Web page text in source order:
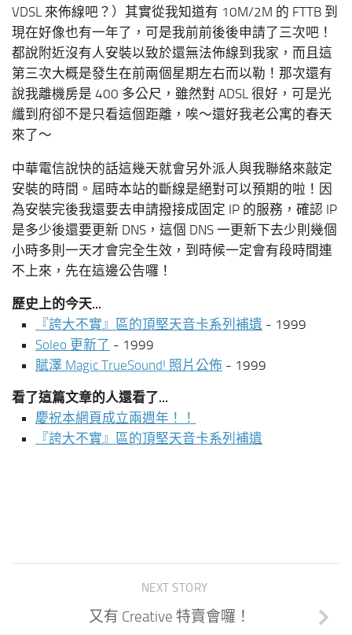
VDSL 來佈線吧？）其實從我知道有 10M/2M 的 FTTB 到
現在好像也有一年了，可是我前前後後申請了三次吧！
都說附近沒有人安裝以致於還無法佈線到我家，而且這
第三次大概是發生在前兩個星期左右而以勒！那次還有
說我離機房是 400 多公尺，雖然對 ADSL 很好，可是光
纖到府卻不是只看這個距離，唉～還好我老公寓的春天
來了～
中華電信說快的話這幾天就會另外派人與我聯絡來敲定
安裝的時間。屆時本站的斷線是絕對可以預期的啦！因
為安裝完後我還要去申請撥接成固定 IP 的服務，確認 IP
是多少後還要更新 DNS，這個 DNS 一更新下去少則幾個
小時多則一天才會完全生效，到時候一定會有段時間連
不上來，先在這邊公告囉！
歷史上的今天...
『誇大不實』區的頂堅天音卡系列補遺 - 1999
Soleo 更新了 - 1999
賦澤 Magic TrueSound! 照片公佈 - 1999
看了這篇文章的人還看了...
慶祝本網頁成立兩週年！！
『誇大不實』區的頂堅天音卡系列補遺
NEXT STORY
又有 Creative 特賣會囉！